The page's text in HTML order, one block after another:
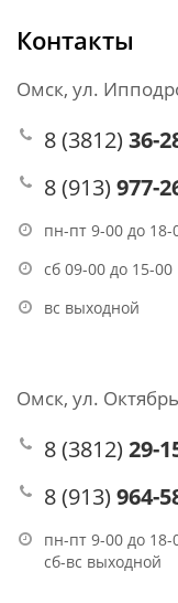
Контакты
Омск, ул.
8 (3812) 36-
8 (913) 977-
пн-пт 9-00 до 18-
сб 09-00 до 15-00
вс выходной
Омск, ул.
8 (3812) 29-
8 (913) 964-
пн-пт 9-00 до 18-
сб-вс выходной